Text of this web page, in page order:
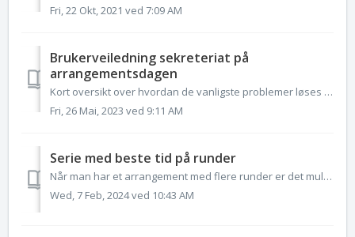
Fri, 22 Okt, 2021 ved 7:09 AM
Brukerveiledning sekreteriat på
arrangementsdagen
Kort oversikt over hvordan de vanligste problemer løses når man står i sekreteriatet. 1. Navnet mitt er skrevet feil. Jeg har feilt Kjønn. Fødselsdat...
Fri, 26 Mai, 2023 ved 9:11 AM
Serie med beste tid på runder
Når man har et arrangement med flere runder er det mulig å sette opp en serie der man kan få ut beste runde, total tid osv. Man lager først virtuelle øv...
Wed, 7 Feb, 2024 ved 10:43 AM